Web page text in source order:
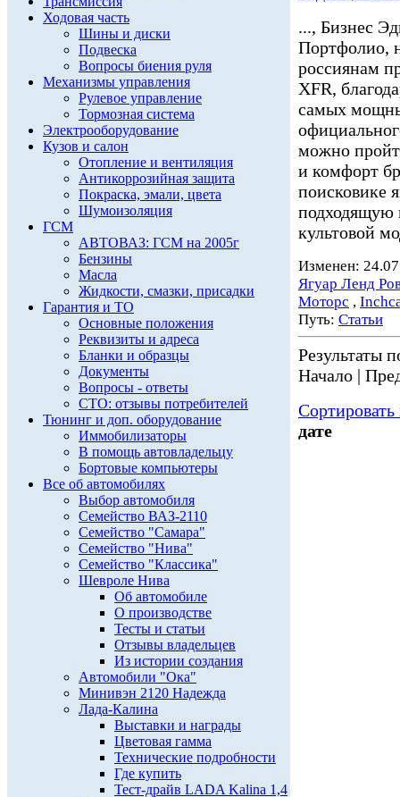
Ходовая часть
Шины и диски
Подвеска
Вопросы биения руля
Механизмы управления
Рулевое управление
Тормозная система
Электрооборудование
Кузов и салон
Отопление и вентиляция
Антикоррозийная защита
Покраска, эмали, цвета
Шумоизоляция
ГСМ
АВТОВАЗ: ГСМ на 2005г
Бензины
Масла
Жидкости, смазки, присадки
Гарантия и ТО
Основные положения
Реквизиты и адреса
Бланки и образцы
Документы
Вопросы - ответы
СТО: отзывы потребителей
Тюнинг и доп. оборудование
Иммобилизаторы
В помощь автовладельцу
Бортовые компьютеры
Все об автомобилях
Выбор автомобиля
Семейство ВАЗ-2110
Семейство "Самара"
Семейство "Нива"
Семейство "Классика"
Шевроле Нива
Об автомобиле
О производстве
Тесты и статьи
Отзывы владельцев
Из истории создания
Автомобили "Ока"
Минивэн 2120 Надежда
Лада-Калина
Выставки и награды
Цветовая гамма
Технические подробности
Где купить
Тест-драйв LADA Kalina 1,4
..., Бизнес
Портфолио,
россиянам
XFR,
самых
можно
и комфорт
поисковике
культовой
Изменен:
Ягуар Ленд
Моторс ,
Путь: Статьи
Результаты
Начало |
дате